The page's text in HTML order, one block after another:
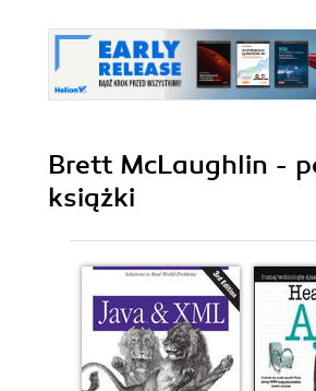
Brett McLaughlin -
książki